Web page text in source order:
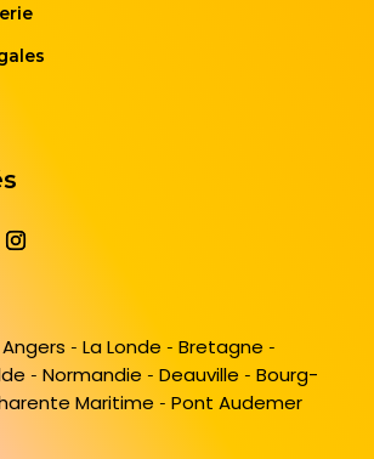
Angers - La Londe - Bretagne -
-Normandie -Deauville -Bourg-
Maritime - Pont Audemer